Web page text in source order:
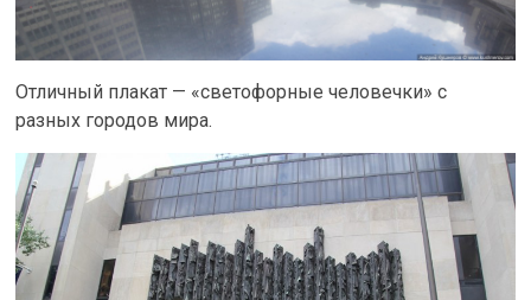
Отличный плакат — «светофорные человечки» с
разных городов мира.